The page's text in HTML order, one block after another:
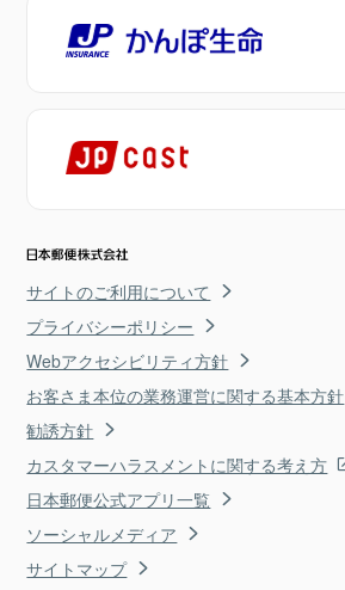
サイトのご利用について
プライバシーポリシー
Webアクセシビリティ方針
お客さま本位の業務運営に関する基本方針
勧誘方針
カスタマーハラスメントに関する考え方
日本郵便公式アプリ一覧
ソーシャルメディア
サイトマップ